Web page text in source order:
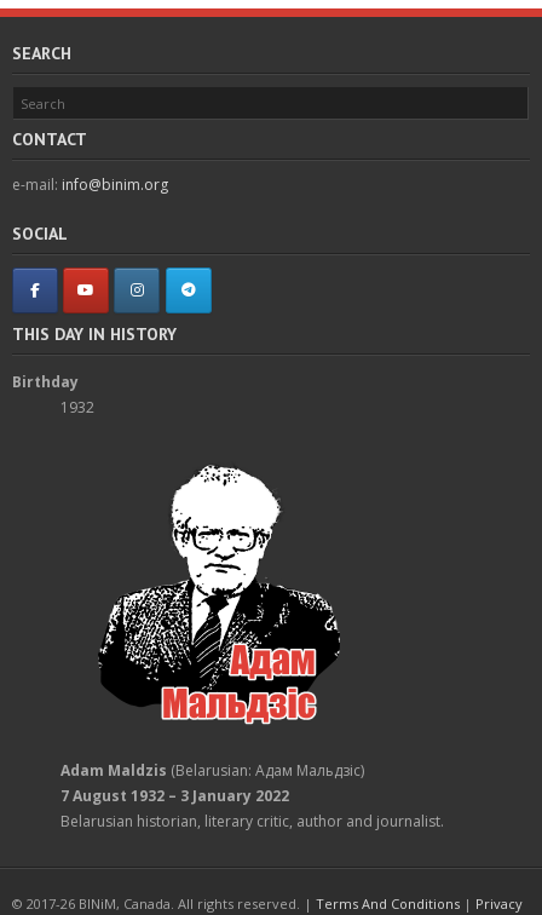
SEARCH
CONTACT
e-mail: info@binim.org
SOCIAL
THIS DAY IN HISTORY
Birthday
1932
Adam Maldzis (Belarusian: Адам Мальдзіс)
7 August 1932 – 3 January 2022
Belarusian historian, literary critic, author and journalist.
© 2017-26 BINiM, Canada. All rights reserved. | Terms And Conditions | Privacy